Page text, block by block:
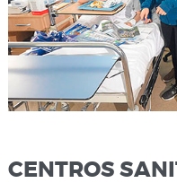
CENTROS